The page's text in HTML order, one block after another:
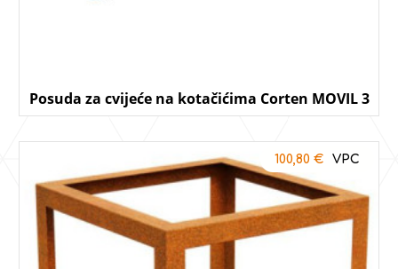
Posuda za cvijeće na kotačićima Corten MOVIL 3
100,80 €